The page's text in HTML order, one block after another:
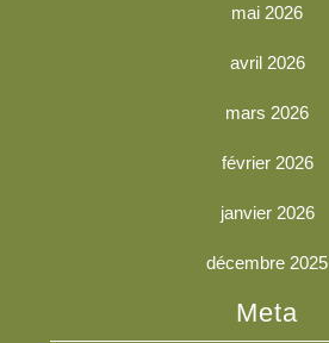
mai 2026
avril 2026
mars 2026
février 2026
janvier 2026
décembre 2025
Meta